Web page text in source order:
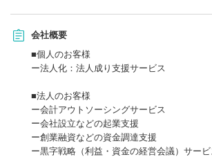
会社概要
■個人のお客様
ー法人化：法人成り支援サービス
■法人のお客様
ー会計アウトソーシングサービス
ー会社設立などの起業支援
ー創業融資などの資金調達支援
ー黒字戦略（利益・資金の経営会議）サービ